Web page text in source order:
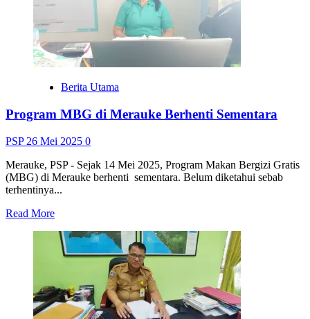
Pengedar
dan
Pemakai
Ganja
di
Perbatasan
Berita Utama
Program MBG di Merauke Berhenti Sementara
PSP 26 Mei 2025 0
Merauke, PSP - Sejak 14 Mei 2025, Program Makan Bergizi Gratis
(MBG) di Merauke berhenti sementara. Belum diketahui sebab
terhentinya...
Read MoreRead
about
Program
Merauke
Berhenti
Sementara